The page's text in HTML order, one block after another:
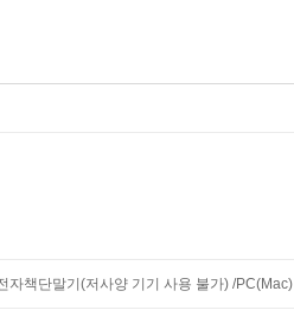
자책단말기(저사양 기기 사용 불가) /PC(Mac)